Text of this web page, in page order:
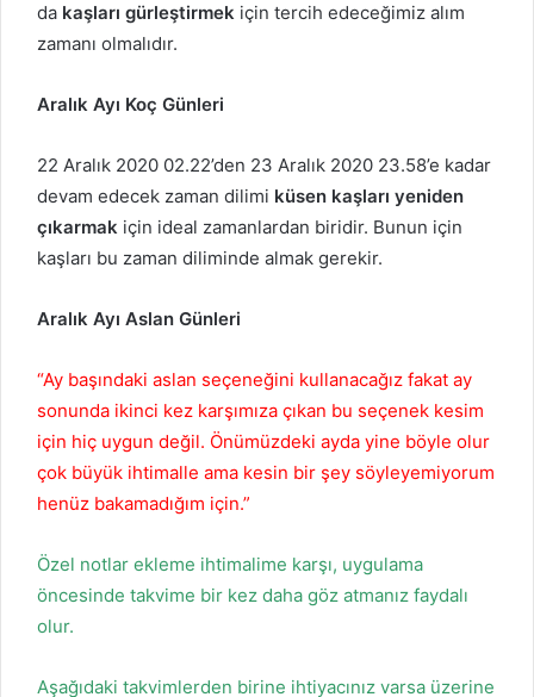
da kaşları gürleştirmek için tercih edeceğimiz alım
zamanı olmalıdır.
Aralık Ayı Koç Günleri
22 Aralık 2020 02.22’den 23 Aralık 2020 23.58’e kadar
devam edecek zaman dilimi küsen kaşları yeniden
çıkarmak için ideal zamanlardan biridir. Bunun için
kaşları bu zaman diliminde almak gerekir.
Aralık Ayı Aslan Günleri
“Ay başındaki aslan seçeneğini kullanacağız fakat ay
sonunda ikinci kez karşımıza çıkan bu seçenek kesim
için hiç uygun değil. Önümüzdeki ayda yine böyle olur
çok büyük ihtimalle ama kesin bir şey söyleyemiyorum
henüz bakamadığım için.”
Özel notlar ekleme ihtimalime karşı, uygulama
öncesinde takvime bir kez daha göz atmanız faydalı
olur.
Aşağıdaki takvimlerden birine ihtiyacınız varsa üzerine